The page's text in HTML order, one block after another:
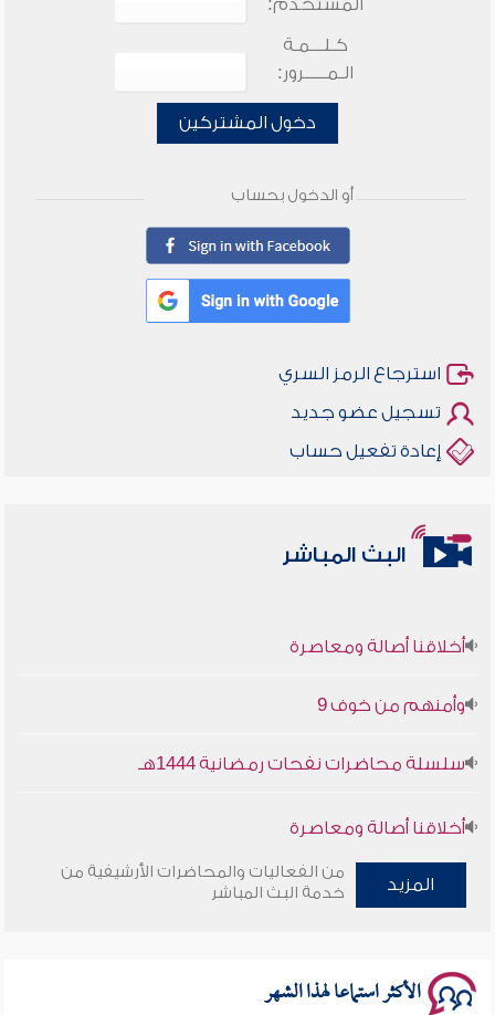
المستخدم:
كـلـــمـة
الـمـــــرور:
دخول المشتركين
أو الدخول بحساب
استرجاع الرمز السري
تسجيل عضو جديد
إعادة تفعيل حساب
البث المباشر
أخلاقنا أصالة ومعاصرة
وأمنهم من خوف 9
سلسلة محاضرات نفحات رمضانية 1444هـ
أخلاقنا أصالة ومعاصرة
وأمنهم من خوف 9
المزيد
من الفعاليات والمحاضرات الأرشيفية من
خدمة البث المباشر
الأكثر استماعا لهذا الشهر